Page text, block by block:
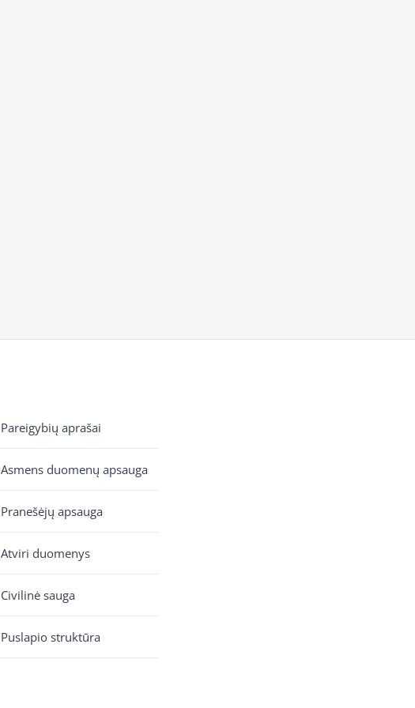
Pareigybių aprašai
Asmens duomenų apsauga
Pranešėjų apsauga
Atviri duomenys
Civilinė sauga
Puslapio struktūra